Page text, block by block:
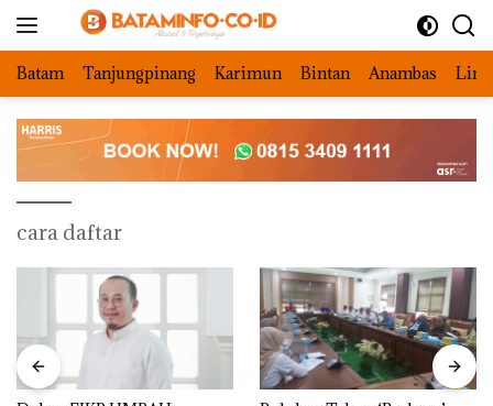
Batam Tanjungpinang Karimun Bintan Anambas
cara daftar